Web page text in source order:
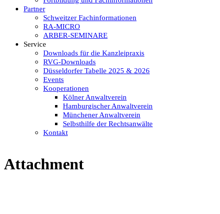
Partner
Schweitzer Fachinformationen
RA-MICRO
ARBER-SEMINARE
Service
Downloads für die Kanzleipraxis
RVG-Downloads
Düsseldorfer Tabelle 2025 & 2026
Events
Kooperationen
Kölner Anwaltverein
Hamburgischer Anwaltverein
Münchener Anwaltverein
Selbsthilfe der Rechtsanwälte
Kontakt
Attachment